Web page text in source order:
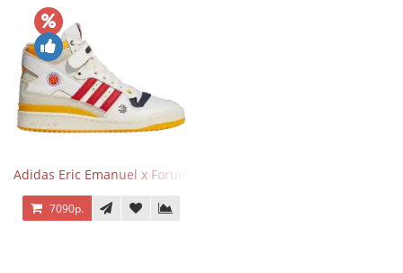
Adidas Eric Emanuel x Forum 84 High Mcdonald’s
7090р.